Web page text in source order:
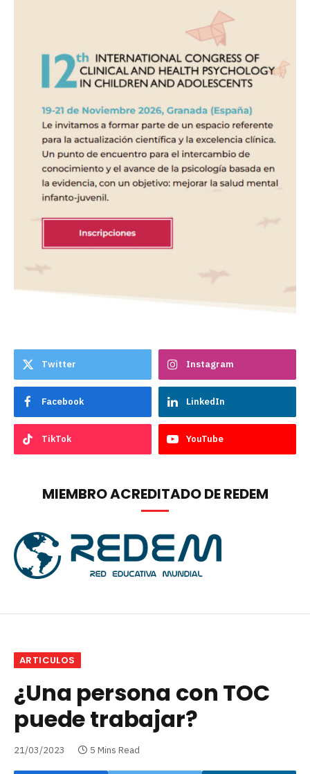
Twitter Instagram
Facebook LinkedIn
TikTok YouTube
MIEMBRO ACREDITADO DE REDEM
ARTICULOS
¿Una persona con TOC
puede trabajar?
21/03/2023 5 Mins Read